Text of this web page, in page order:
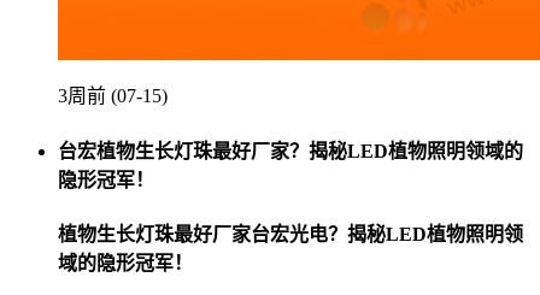
3周前 (07-15)
台宏植物生长灯珠最好厂家？揭秘LED植物照明领域的
隐形冠军！
植物生长灯珠最好厂家台宏光电？揭秘LED植物照明领
域的隐形冠军！